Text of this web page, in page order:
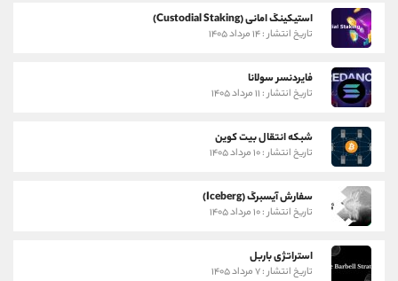
استیکینگ امانی (Custodial Staking)
تاریخ انتشار : ۱۴ مرداد ۱۴۰۵
فایردنسر سولانا
تاریخ انتشار : ۱۱ مرداد ۱۴۰۵
شبکه انتقال بیت کوین
تاریخ انتشار : ۱۰ مرداد ۱۴۰۵
سفارش آیسبرگ (Iceberg)
تاریخ انتشار : ۱۰ مرداد ۱۴۰۵
استراتژی باربل
تاریخ انتشار : ۷ مرداد ۱۴۰۵